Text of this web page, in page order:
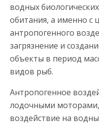
водных
обитания, а именно с
антропогенного
загрязнение и
объекты в период
видов рыб.
Антропогенное
лодочными
воздействие на